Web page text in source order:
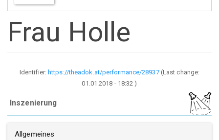
Frau Holle
Identifier:https://theadok.at/performance/28937(Last change:
01.01.2018 - 18:32 )
Inszenierung
Allgemeines